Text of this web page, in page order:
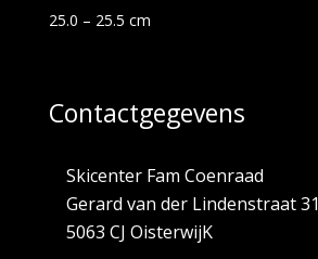
25.0 – 25.5 cm
Contactgegevens
Skicenter Fam Coenraad
Gerard van der Lindenstraat 31
5063 CJ OisterwijK